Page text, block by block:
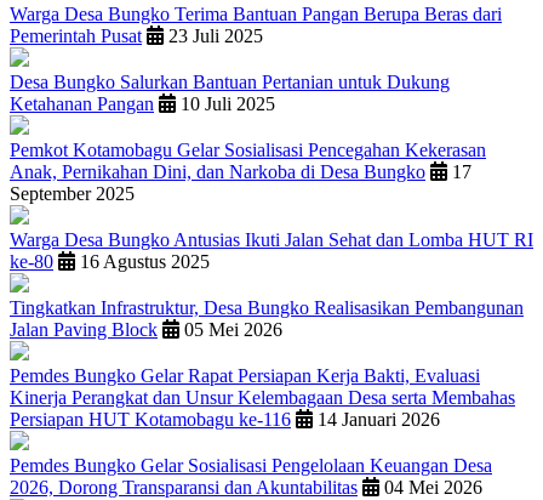
Warga Desa Bungko Terima Bantuan Pangan Berupa Beras dari
Pemerintah Pusat
23 Juli 2025
Desa Bungko Salurkan Bantuan Pertanian untuk Dukung
Ketahanan Pangan
10 Juli 2025
Pemkot Kotamobagu Gelar Sosialisasi Pencegahan Kekerasan
Anak, Pernikahan Dini, dan Narkoba di Desa Bungko
17
September 2025
Warga Desa Bungko Antusias Ikuti Jalan Sehat dan Lomba HUT RI
ke-80
16 Agustus 2025
Tingkatkan Infrastruktur, Desa Bungko Realisasikan Pembangunan
Jalan Paving Block
05 Mei 2026
Pemdes Bungko Gelar Rapat Persiapan Kerja Bakti, Evaluasi
Kinerja Perangkat dan Unsur Kelembagaan Desa serta Membahas
Persiapan HUT Kotamobagu ke-116
14 Januari 2026
Pemdes Bungko Gelar Sosialisasi Pengelolaan Keuangan Desa
2026, Dorong Transparansi dan Akuntabilitas
04 Mei 2026